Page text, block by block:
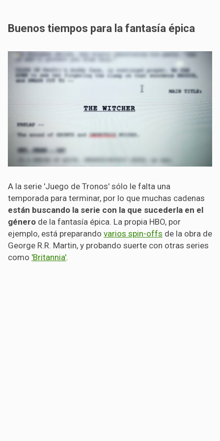
Buenos tiempos para la fantasía épica
A la serie 'Juego de Tronos' sólo le falta una
temporada para terminar, por lo que muchas cadenas
están buscando la serie con la que sucederla en el
género de la fantasía épica. La propia HBO, por
ejemplo, está preparando varios spin-offs de la obra de
George R.R. Martin, y probando suerte con otras series
como 'Britannia'.